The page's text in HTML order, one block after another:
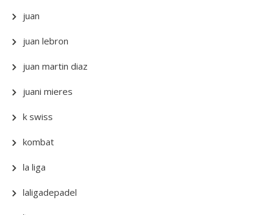
juan
juan lebron
juan martin diaz
juani mieres
k swiss
kombat
la liga
laligadepadel